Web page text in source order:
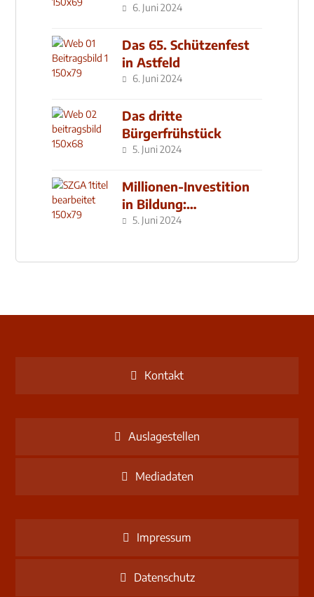
den MachMit! Wald
6. Juni 2024
Das 65. Schützenfest
in Astfeld
6. Juni 2024
Das dritte
Bürgerfrühstück
5. Juni 2024
Millionen-Investition
in Bildung:
Schulzentrum-Neubau
5. Juni 2024
Kontakt
Auslagestellen
Mediadaten
Impressum
Datenschutz